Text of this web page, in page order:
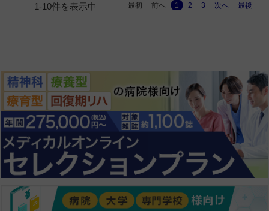
1-10件を表示中 最初 前へ 1 2 3 次へ 最後